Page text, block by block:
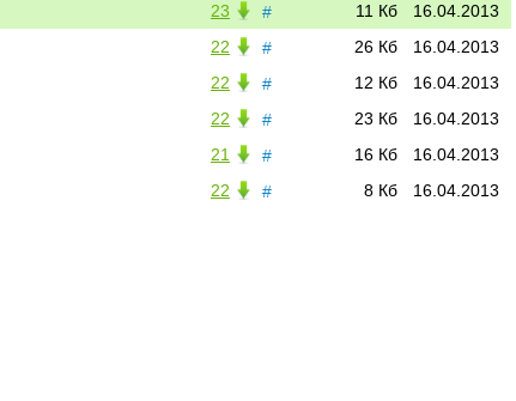
#
16.04.2013
11 Кб
23
#
16.04.2013
26 Кб
22
#
16.04.2013
12 Кб
22
#
16.04.2013
23 Кб
22
#
16.04.2013
16 Кб
21
#
16.04.2013
8 Кб
22